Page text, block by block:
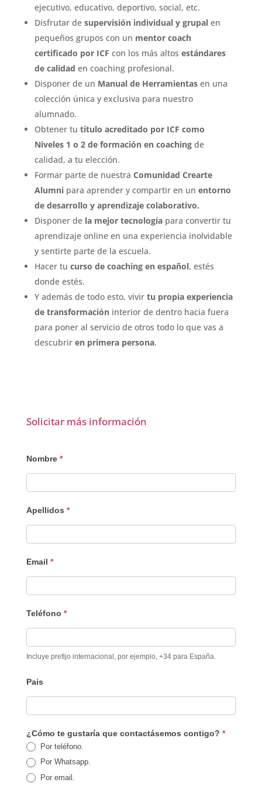
ejecutivo, educativo, deportivo, social, etc.
Disfrutar de supervisión individual y grupal en
pequeños grupos con un mentor coach
certificado por ICF con los más altos estándares
de calidad en coaching profesional.
Disponer de un Manual de Herramientasen una
colección única y exclusiva para nuestro
alumnado.
Obtener tu título acreditado por ICF como
Niveles 1 o 2 de formación en coachingde
calidad, a tu elección.
Formar parte de nuestra Comunidad Crearte
Alumnipara aprender y compartir en un entorno
de desarrollo y aprendizaje colaborativo.
Disponer de la mejor tecnologíapara convertir tu
aprendizaje online en una experiencia inolvidable
y sentirte parte de la escuela.
Hacer tu curso de coaching en español, estés
donde estés.
Y además de todo esto, vivir tu propia experiencia
de transformacióninterior de dentro hacia fuera
para poner al servicio de otros todo lo que vas a
descubrir en primera persona.
Solicitar más información
AUTO
-
programa
Nombre *
Apellidos *
Email *
Teléfono *
Incluye prefijo internacional, por ejemplo, +34 para España.
Pais
¿Cómo te gustaría que contactásemos contigo? *
Por teléfono.
Por Whatsapp.
Por email.